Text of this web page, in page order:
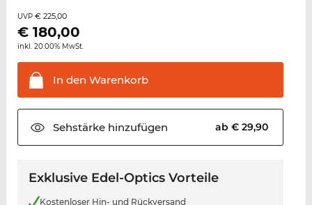
UVP € 225,00
€ 180,00
inkl. 20.00% MwSt.
In den Warenkorb
Sehstärkehinzufügen ab € 29,90
Exklusive Edel-Optics Vorteile
Kostenloser Hin- und Rückversand